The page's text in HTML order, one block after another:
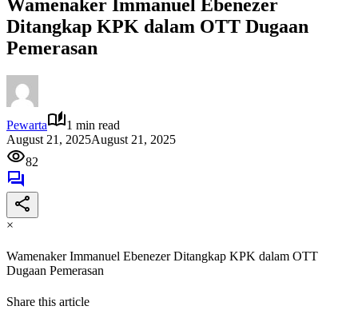
Wamenaker Immanuel Ebenezer
Ditangkap KPK dalam OTT Dugaan
Pemerasan
Pewarta
1 min read
August 21, 2025August 21, 2025
82
×
Wamenaker Immanuel Ebenezer Ditangkap KPK dalam OTT
Dugaan Pemerasan
Share this article